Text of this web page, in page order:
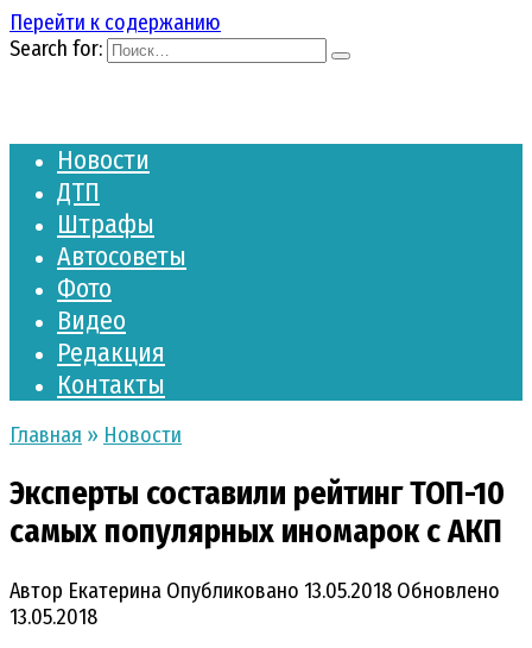
Перейти к содержанию
Search for:
Новости
ДТП
Штрафы
Автосоветы
Фото
Видео
Редакция
Контакты
Главная » Новости
Эксперты составили рейтинг ТОП-10
самых популярных иномарок с АКП
Автор Екатерина Опубликовано 13.05.2018 Обновлено
13.05.2018